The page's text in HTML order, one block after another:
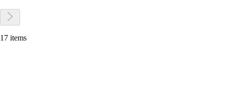
17 items